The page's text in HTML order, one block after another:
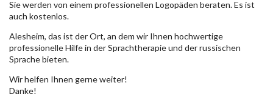
Sie werden von einem professionellen Logopäden beraten. Es ist
auch kostenlos.
Alesheim, das ist der Ort, an dem wir Ihnen hochwertige
professionelle Hilfe in der Sprachtherapie und der russischen
Sprache bieten.
Wir helfen Ihnen gerne weiter!
Danke!